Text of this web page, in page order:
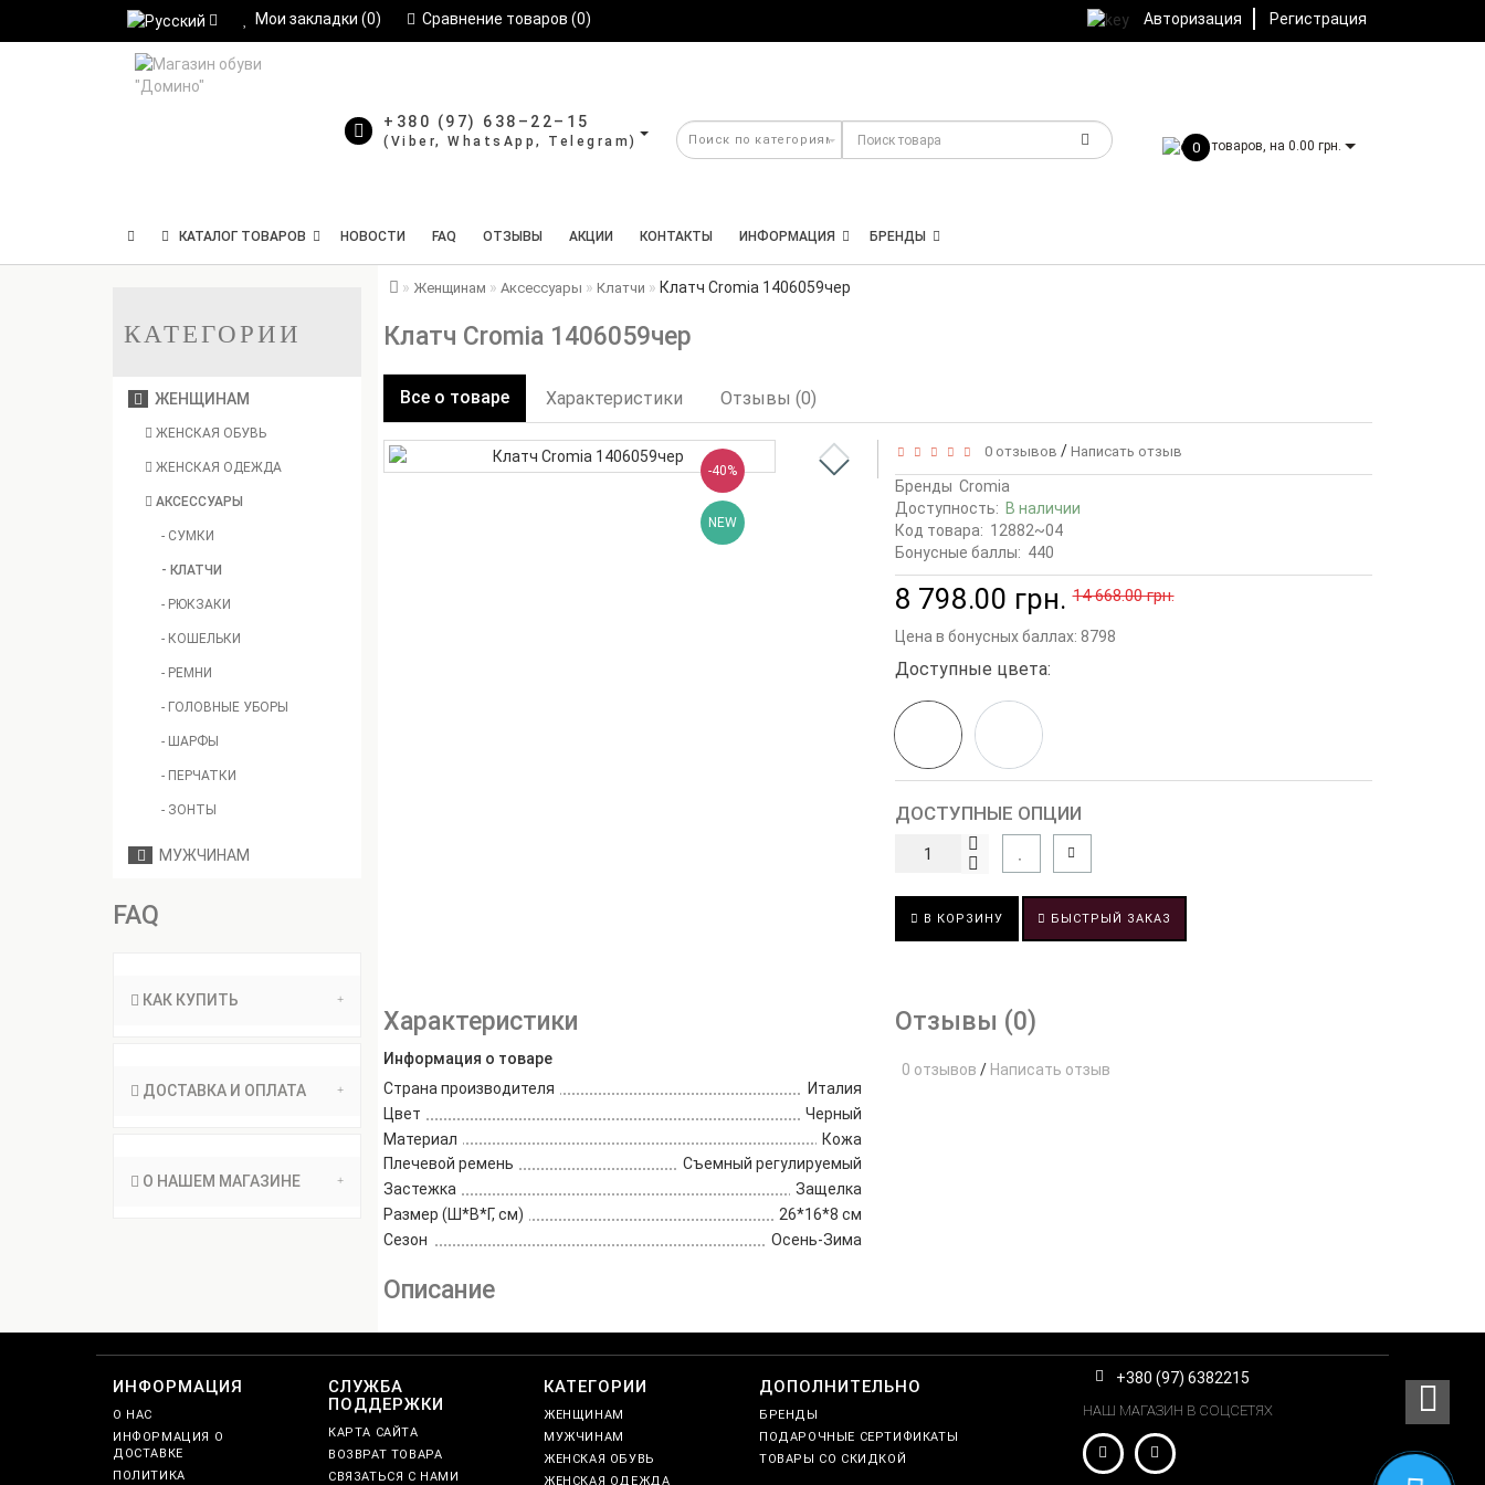
Мои закладки (0) Сравнение товаров (0) Авторизация Регистрация
+380 (97) 638–22–15
0 товаров, на 0.00 грн.
КАТАЛОГ ТОВАРОВ НОВОСТИ FAQ ОТЗЫВЫ АКЦИИ КОНТАКТЫ ИНФОРМАЦИЯ БРЕНДЫ
КАТЕГОРИИ
ЖЕНЩИНАМ
ЖЕНСКАЯ ОБУВЬ
ЖЕНСКАЯ ОДЕЖДА
АКСЕССУАРЫ
- СУМКИ
- КЛАТЧИ
- РЮКЗАКИ
- КОШЕЛЬКИ
- РЕМНИ
- ГОЛОВНЫЕ УБОРЫ
- ШАРФЫ
- ПЕРЧАТКИ
- ЗОНТЫ
МУЖЧИНАМ
FAQ
КАК КУПИТЬ
ДОСТАВКА И ОПЛАТА
О НАШЕМ МАГАЗИНЕ
Женщинам Аксессуары Клатчи Клатч Cromia 1406059чер
Клатч Cromia 1406059чер
Все о товаре Характеристики Отзывы (0)
-40%
NEW
0 отзывов / Написать отзыв
Бренды Cromia
Доступность: В наличии
Код товара: 12882~04
Бонусные баллы: 440
8 798.00 грн. 14 668.00 грн.
Цена в бонусных баллах: 8798
Доступные цвета:
ДОСТУПНЫЕ ОПЦИИ
В КОРЗИНУ БЫСТРЫЙ ЗАКАЗ
Характеристики
Информация о товаре
Страна производителя
Италия
Цвет
Черный
Материал
Кожа
Плечевой ремень
Съемный регулируемый
Застежка
Защелка
Размер (Ш*В*Г, см)
26*16*8 см
Сезон
Осень-Зима
Отзывы (0)
0 отзывов / Написать отзыв
Описание
ИНФОРМАЦИЯ
О НАС
ИНФОРМАЦИЯ О
ДОСТАВКЕ
ПОЛИТИКА
СЛУЖБА
ПОДДЕРЖКИ
КАРТА САЙТА
ВОЗВРАТ ТОВАРА
СВЯЗАТЬСЯ С НАМИ
КАТЕГОРИИ
ЖЕНЩИНАМ
МУЖЧИНАМ
ЖЕНСКАЯ ОБУВЬ
ЖЕНСКАЯ ОДЕЖДА
ДОПОЛНИТЕЛЬНО
БРЕНДЫ
ПОДАРОЧНЫЕ СЕРТИФИКАТЫ
ТОВАРЫ СО СКИДКОЙ
+380 (97) 6382215
НАШ МАГАЗИН В СОЦСЕТЯХ